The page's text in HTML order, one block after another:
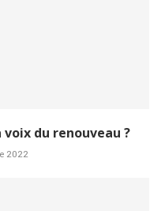
voix du renouveau ?
2022